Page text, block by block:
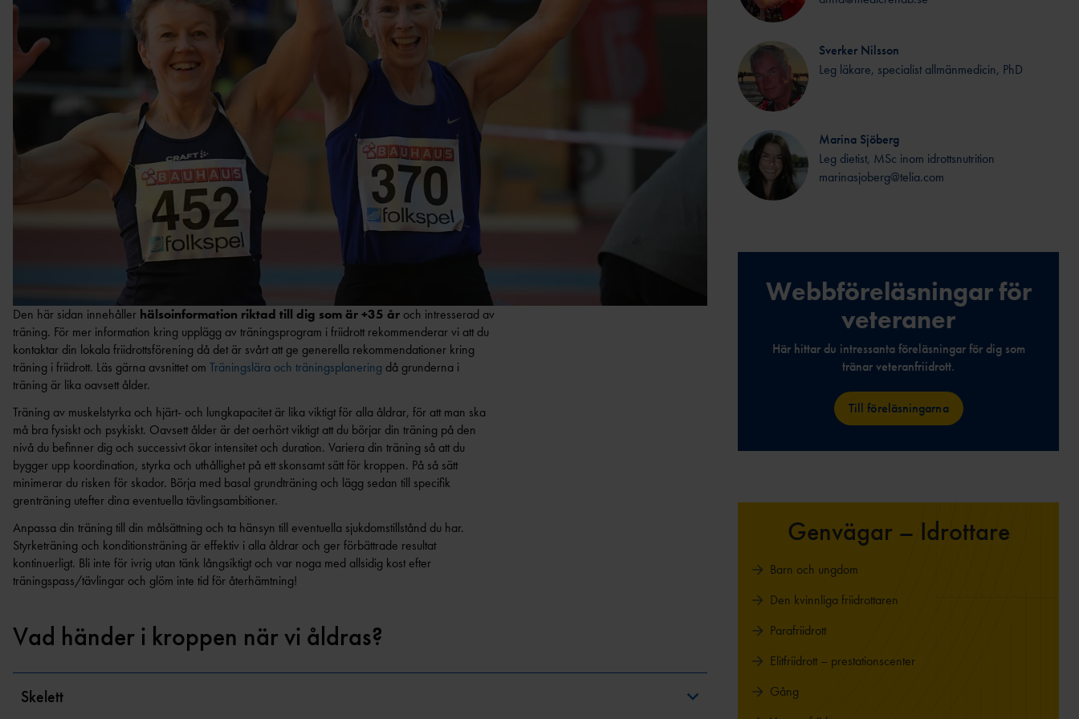
Den här sidan innehåller hälsoinformation riktad till dig som är +35 år och intresserad av
träning. För mer information kring upplägg av träningsprogram i friidrott rekommenderar vi att du
kontaktar din lokala friidrottsförening då det är svårt att ge generella rekommendationer kring
träning i friidrott. Läs gärna avsnittet om Träningslära och träningsplanering då grunderna i
träning är lika oavsett ålder.
Träning av muskelstyrka och hjärt- och lungkapacitet är lika viktigt för alla åldrar, för att man ska
må bra fysiskt och psykiskt. Oavsett ålder är det oerhört viktigt att du börjar din träning på den
nivå du befinner dig och successivt ökar intensitet och duration. Variera din träning så att du
bygger upp koordination, styrka och uthållighet på ett skonsamt sätt för kroppen. På så sätt
minimerar du risken för skador. Börja med basal grundträning och lägg sedan till specifik
grenträning utefter dina eventuella tävlingsambitioner.
Anpassa din träning till din målsättning och ta hänsyn till eventuella sjukdomstillstånd du har.
Styrketräning och konditionsträning är effektiv i alla åldrar och ger förbättrade resultat
kontinuerligt. Bli inte för ivrig utan tänk långsiktigt och var noga med allsidig kost efter
träningspass/tävlingar och glöm inte tid för återhämtning!
Vad händer i kroppen när vi åldras?
Skelett
Sverker Nilsson
Leg läkare, specialist allmänmedicin, PhD
Marina Sjöberg
Leg dietist, MSc inom idrottsnutrition
marinasjoberg@telia.com
Webbföreläsningar för
veteraner
Här hittar du intressanta föreläsningar för dig som
tränar veteranfriidrott.
Till föreläsningarna
Genvägar – Idrottare
Barn och ungdom
Den kvinnliga friidrottaren
Parafriidrott
Elitfriidrott – prestationscenter
Gång